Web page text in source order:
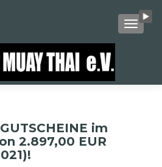
im
2.897,00 EUR